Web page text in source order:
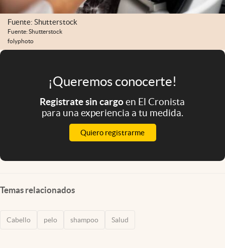
abre en nueva pestaña
Argentina
Fuente: Shutterstock
Fuente: Shutterstock
folyphoto
¡Queremos conocerte!
Registrate sin cargoen El Cronista
para una experiencia a tu medida.
Quiero registrarme
Temas relacionados
Cabello pelo shampoo Salud